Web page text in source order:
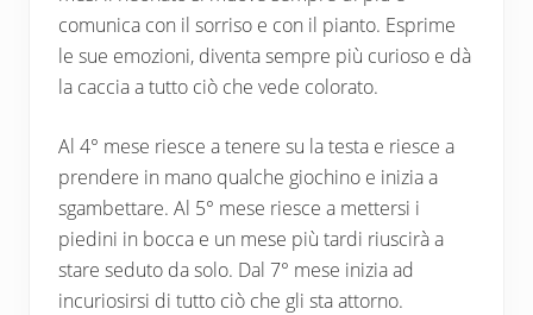
comunica con il sorriso e con il pianto. Esprime
le sue emozioni, diventa sempre più curioso e dà
la caccia a tutto ciò che vede colorato.
Al 4° mese riesce a tenere su la testa e riesce a
prendere in mano qualche giochino e inizia a
sgambettare. Al 5° mese riesce a mettersi i
piedini in bocca e un mese più tardi riuscirà a
stare seduto da solo. Dal 7° mese inizia ad
incuriosirsi di tutto ciò che gli sta attorno.